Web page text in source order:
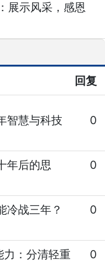
展示风采，感恩
回复
智慧与科技
0
年后的思
0
冷战三年？
0
力：分清轻重
0